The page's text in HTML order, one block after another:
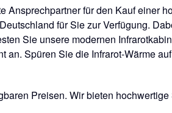
Ansprechpartner für den Kauf einer
für Sie zur Verfügung.
Sie unsere modernen
an. Spüren Sie die Infrarot-Wärme
Preisen. Wir bieten